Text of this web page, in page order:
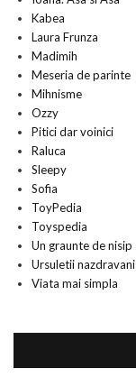
Kabea
Laura Frunza
Madimih
Meseria de parinte
Mihnisme
Ozzy
Pitici dar voinici
Raluca
Sleepy
Sofia
ToyPedia
Toyspedia
Un graunte de nisip
Ursuletii nazdravani
Viata mai simpla